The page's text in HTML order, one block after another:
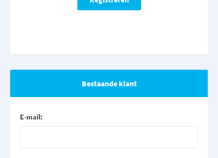
Bestaande klant
E-mail: